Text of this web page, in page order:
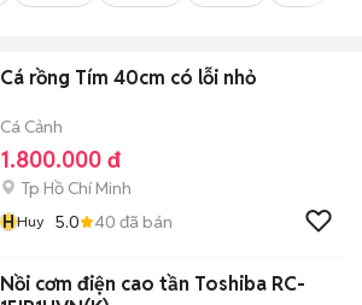
Cá rồng Tím 40cm có lỗi nhỏ
Cá Cảnh
1.800.000 đ
Tp Hồ Chí Minh
HHuy 5.0 40 đã bán
Nồi cơm điện cao tần Toshiba RC-